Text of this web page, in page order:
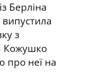
Берліна
випустила
з
Кожушко
про неї на